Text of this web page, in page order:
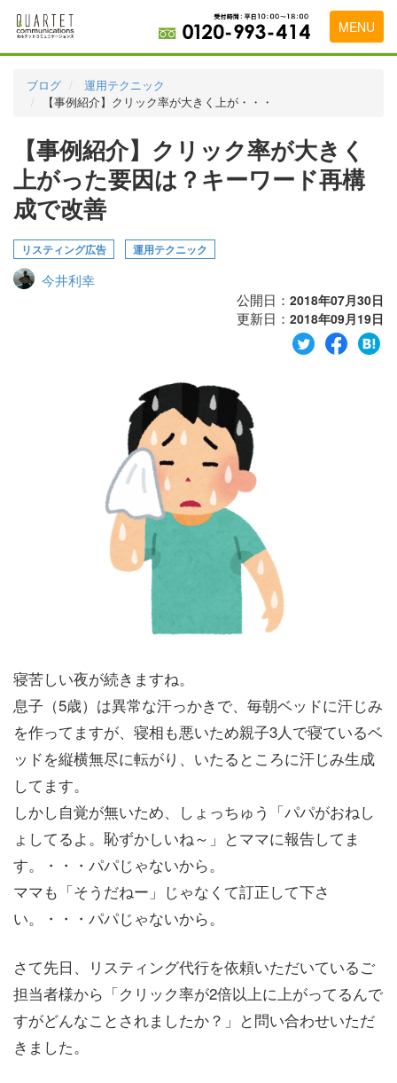
MENU
料金表
実績・お客様の声
初めて導入をお考えの方
代理店の乗り換えをお考えの方
広告代理店・HP制作会社様へ
お申し込みから運用開始までの流れ
ブログ
運用テクニック
【事例紹介】クリック率が大きく上が・・・
【事例紹介】クリック率が大きく
上がった要因は？キーワード再構
成で改善
リスティング広告 運用テクニック
今井利幸
公開日： 2018年07月30日
更新日： 2018年09月19日
寝苦しい夜が続きますね。
息子（5歳）は異常な汗っかきで、毎朝ベッドに汗じみ
を作ってますが、寝相も悪いため親子3人で寝ているベ
ッドを縦横無尽に転がり、いたるところに汗じみ生成
してます。
しかし自覚が無いため、しょっちゅう「パパがおねし
ょしてるよ。恥ずかしいね～」とママに報告してま
す。・・・パパじゃないから。
ママも「そうだねー」じゃなくて訂正して下さ
い。・・・パパじゃないから。
さて先日、リスティング代行を依頼いただいているご
担当者様から「クリック率が2倍以上に上がってるんで
すがどんなことされましたか？」と問い合わせいただ
きました。